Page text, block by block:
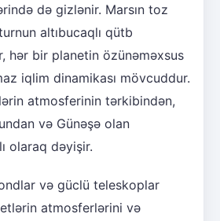
də gizlənir. Marsın toz
altıbucaqlı qütb
hər bir planetin özünəməxsus
iqlim dinamikası mövcuddur.
atmosferinin tərkibindən,
və Günəşə olan
olaraq dəyişir.
və güclü teleskoplar
atmosferlərini və